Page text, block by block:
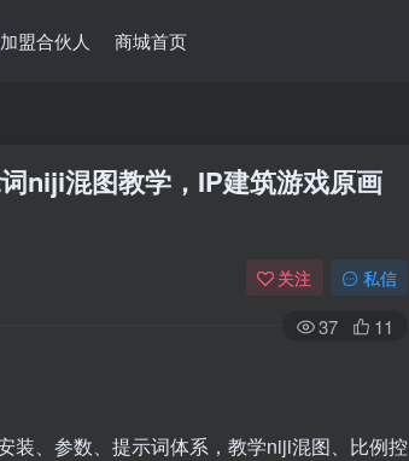
加盟合伙人 商城首页
niji混图教学，IP建筑游戏原画
关注 私信
37 11
装、参数、提示词体系，教学niji混图、比例控